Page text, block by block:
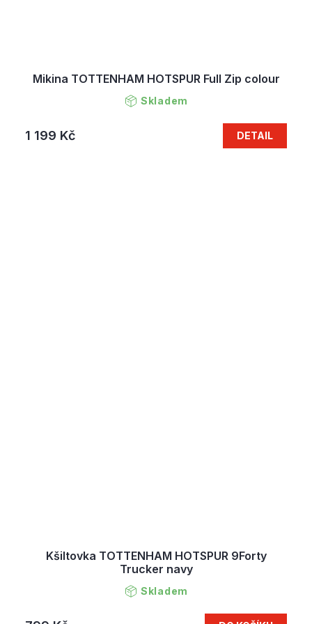
Mikina TOTTENHAM HOTSPUR Full Zip colour
Skladem
1 199 Kč DETAIL
Kšiltovka TOTTENHAM HOTSPUR 9Forty
Trucker navy
Skladem